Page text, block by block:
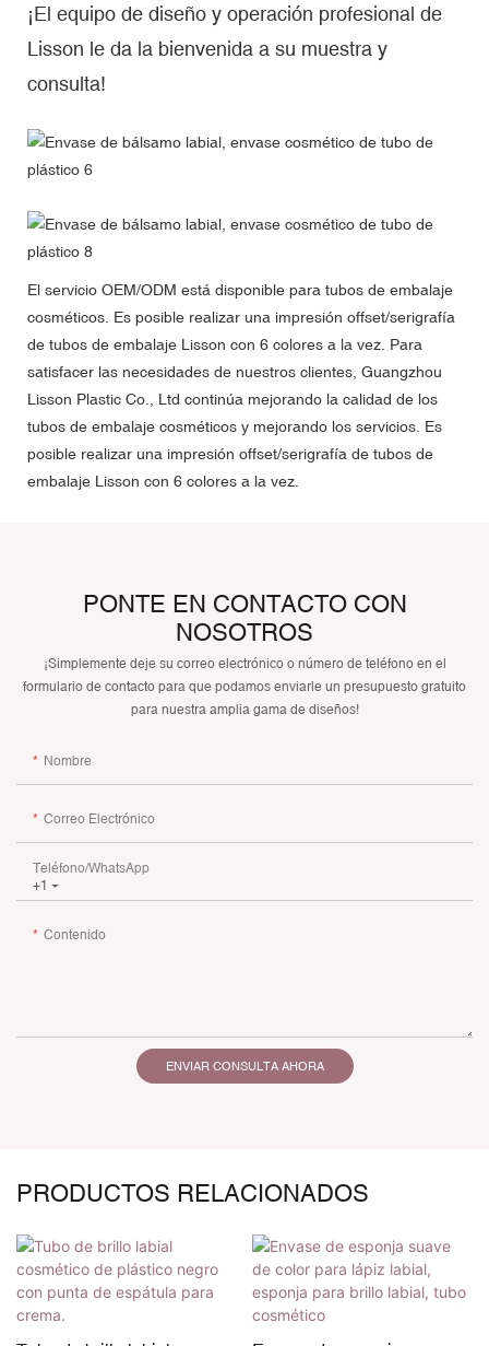
¡El equipo de diseño y operación profesional de
Lisson le da la bienvenida a su muestra y
consulta!
El servicio OEM/ODM está disponible para tubos de embalaje
cosméticos. Es posible realizar una impresión offset/serigrafía
de tubos de embalaje Lisson con 6 colores a la vez. Para
satisfacer las necesidades de nuestros clientes, Guangzhou
Lisson Plastic Co., Ltd continúa mejorando la calidad de los
tubos de embalaje cosméticos y mejorando los servicios. Es
posible realizar una impresión offset/serigrafía de tubos de
embalaje Lisson con 6 colores a la vez.
PONTE EN CONTACTO CON
NOSOTROS
¡Simplemente deje su correo electrónico o número de teléfono en el
formulario de contacto para que podamos enviarle un presupuesto gratuito
para nuestra amplia gama de diseños!
Nombre
Correo Electrónico
+1
Teléfono/WhatsApp
Contenido
ENVIAR CONSULTA AHORA
PRODUCTOS RELACIONADOS